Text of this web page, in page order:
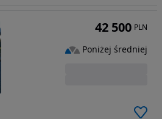
42 500 PLN
Poniżej średniej